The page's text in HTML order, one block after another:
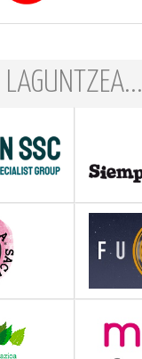
LAGUNTZEA...